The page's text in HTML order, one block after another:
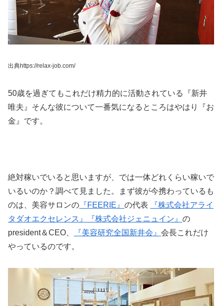
出典https://relax-job.com/
50歳を過ぎてもこれだけ精力的に活動されている『新井
唯夫』そんな彼について一番気になるところはやはり『お
金』です。
絶対稼いでいると思いますが、では一体どれくらい稼いで
いるいのか？調べて見ました。まず彼が今携わっているも
のは、美容サロンの 『FEERIE』 の代表
『株式会社アライ
タダオエクセレンス』
『株式会社ジェニュイン』 の
president＆CEO、
『美容研究全国新井会』 会長これだけ
やっているのです。